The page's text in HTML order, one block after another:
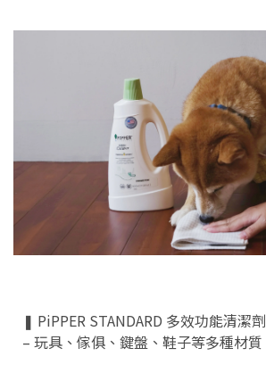
❚ PiPPER STANDARD 多效功能清潔
– 玩具、傢俱、鍵盤、鞋子等多種材質